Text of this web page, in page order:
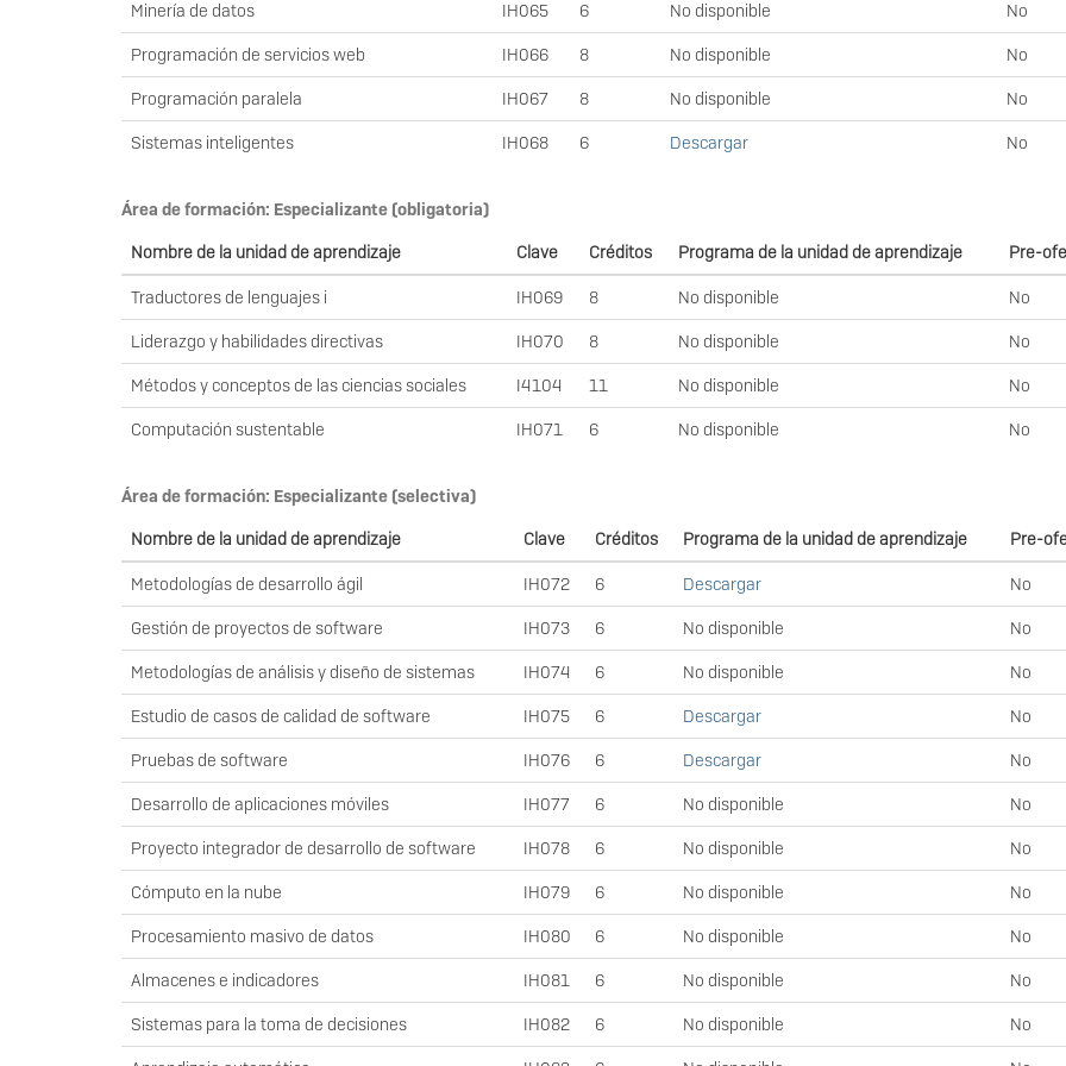
Minería de datos IH065 6 No disponible No
Programación de servicios web IH066 8 No disponible No
Programación paralela IH067 8 No disponible No
Sistemas inteligentes IH068 6 Descargar No
Área de formación: Especializante (obligatoria)
Nombre de la unidad de aprendizaje
Clave Créditos Programa de la unidad de aprendizaje Pre-
Traductores de lenguajes i IH069 8 No disponible No
Liderazgo y habilidades directivas IH070 8 No disponible No
Métodos y conceptos de las ciencias sociales I4104 11 No disponible No
Computación sustentable IH071 6 No disponible No
Área de formación: Especializante (selectiva)
Nombre de la unidad de aprendizaje
Clave Créditos Programa de la unidad de aprendizaje Pre-
Metodologías de desarrollo ágil IH072 6 Descargar No
Gestión de proyectos de software IH073 6 No disponible No
Metodologías de análisis y diseño de sistemas IH074 6 No disponible No
Estudio de casos de calidad de software IH075 6 Descargar No
Pruebas de software IH076 6 Descargar No
Desarrollo de aplicaciones móviles IH077 6 No disponible No
Proyecto integrador de desarrollo de software IH078 6 No disponible No
Cómputo en la nube IH079 6 No disponible No
Procesamiento masivo de datos IH080 6 No disponible No
Almacenes e indicadores IH081 6 No disponible No
Sistemas para la toma de decisiones IH082 6 No disponible No